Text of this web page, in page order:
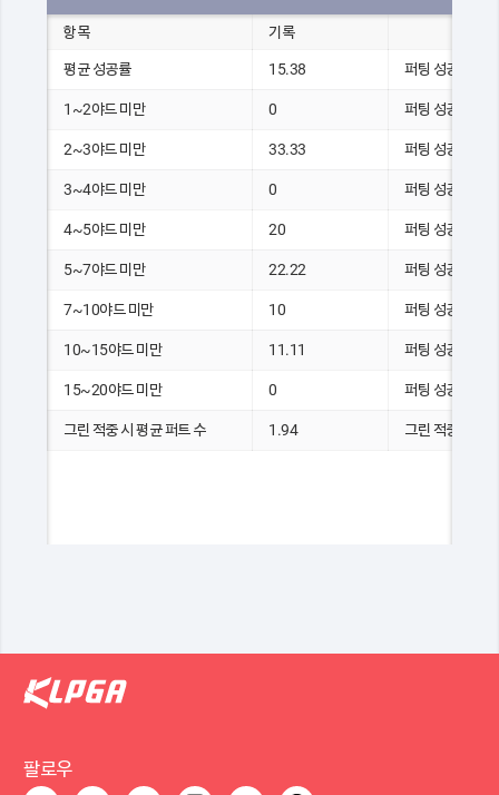
항목 기록
평균 성공률 15.38 퍼팅 성공 횟수
1~2야드 미만 0 퍼팅 성공 횟수
2~3야드 미만 33.33 퍼팅 성공 횟수
3~4야드 미만 0 퍼팅 성공 횟수
4~5야드 미만 20 퍼팅 성공 횟수
5~7야드 미만 22.22 퍼팅 성공 횟수
7~10야드 미만 10 퍼팅 성공 횟수
10~15야드 미만 11.11 퍼팅 성공 횟수
15~20야드 미만 0 퍼팅 성공 횟수
그린 적중 시 평균 퍼트 수 1.94 그린 적중 시 퍼
팔로우